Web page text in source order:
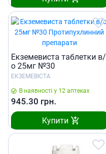
Екземевиста таблетки в/
о 25мг №30
ЕКЗЕМЕВІСТА
В наявності у 12 аптеках
945.30 грн.
Купити